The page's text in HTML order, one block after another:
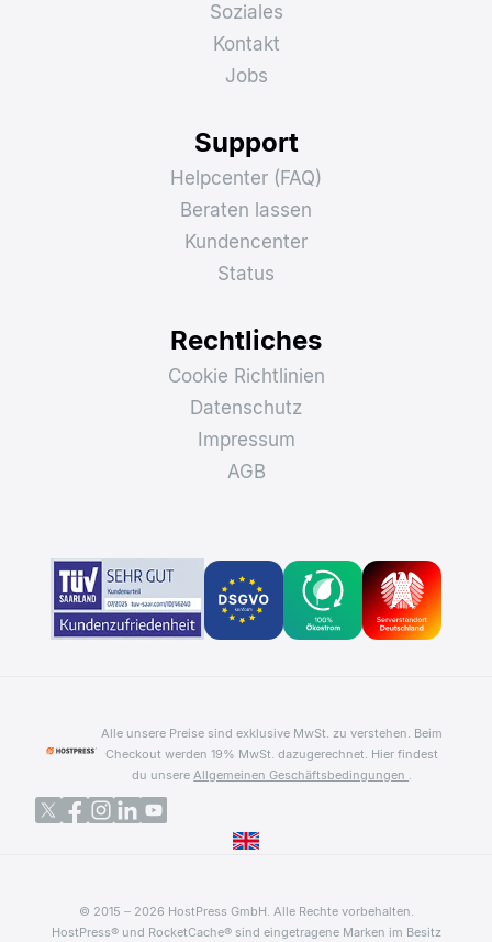
Soziales
Kontakt
Jobs
Support
Helpcenter (FAQ)
Beraten lassen
Kundencenter
Status
Rechtliches
Cookie Richtlinien
Datenschutz
Impressum
AGB
Alle unsere Preise sind exklusive MwSt. zu verstehen. Beim
Checkout werden 19% MwSt. dazugerechnet. Hier findest
du unsereAllgemeinen Geschäftsbedingungen .
© 2015 – 2026 HostPress GmbH. Alle Rechte vorbehalten.
HostPress® und RocketCache® sind eingetragene Marken im Besitz